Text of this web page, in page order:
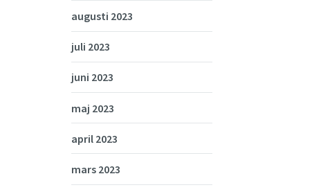
augusti 2023
juli 2023
juni 2023
maj 2023
april 2023
mars 2023